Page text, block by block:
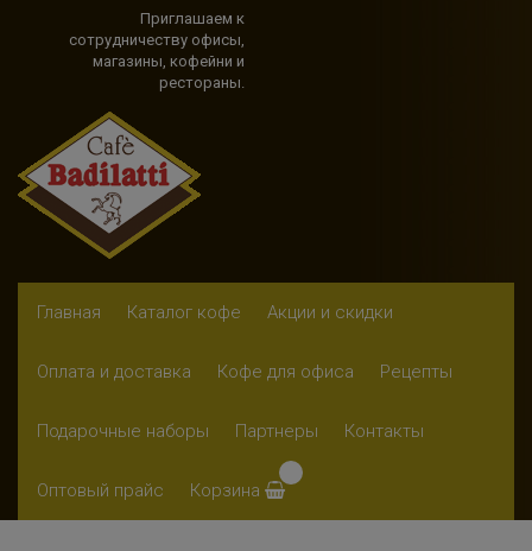
Приглашаем к
сотрудничеству офисы,
магазины, кофейни и
рестораны.
Главная Каталог кофе Акции и скидки
Оплата и доставка Кофе для офиса Рецепты
Подарочные наборы Партнеры Контакты
Оптовый прайс Корзина